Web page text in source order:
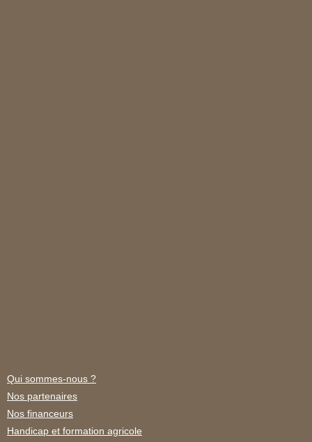
Qui sommes-nous ?
Nos partenaires
Nos financeurs
Handicap et formation agricole